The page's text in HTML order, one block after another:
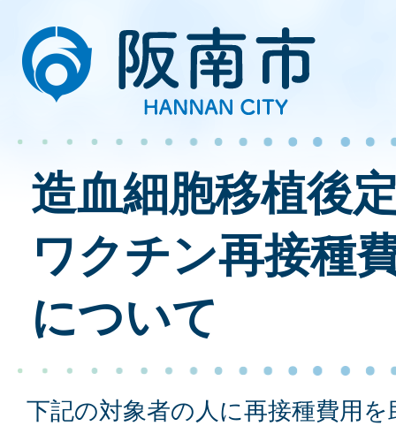
造血細胞移植後
ワクチン再接種
について
下記の対象者の人に再接種費用